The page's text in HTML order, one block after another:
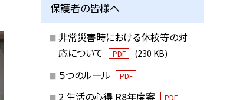
保護者の皆様へ
非常災害時における休校等の対
応について
PDF (230 KB)
５つのルール PDF
2 生活の心得 R8年度案 PDF